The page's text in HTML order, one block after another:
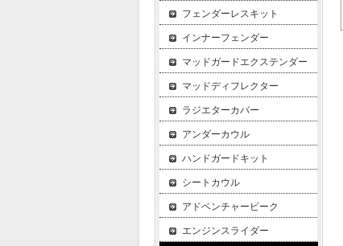
フェンダーレスキット
インナーフェンダー
マッドガードエクステンダー
マッドディフレクター
ラジエターカバー
アンダーカウル
ハンドガードキット
シートカウル
アドベンチャービーク
エンジンスライダー